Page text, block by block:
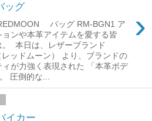
ッグ
›
バッグ RM-BGN1 ア
ョンや本革アイテムを愛する皆
。 本日は、レザーブランド
ッドムーン） より、ブランドの
ィが力強く表現された 「本革ボデ
圧倒的な...
イカー